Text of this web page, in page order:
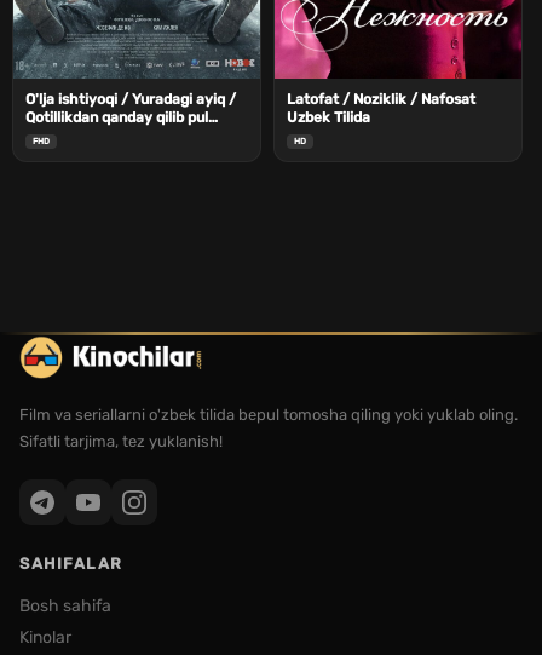
O'lja ishtiyoqi / Yuradagi ayiq /
Qotillikdan qanday qilib pul
topish mumkin Uzbek Tilida
FHD
Latofat / Noziklik / Nafosat
Uzbek Tilida
HD
Film va seriallarni o'zbek tilida bepul tomosha qiling yoki yuklab oling.
Sifatli tarjima, tez yuklanish!
SAHIFALAR
Bosh sahifa
Kinolar